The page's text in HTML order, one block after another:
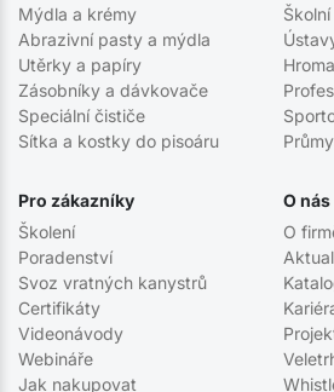
Mýdla a krémy
Abrazivní pasty a mýdla
Utěrky a papíry
Zásobníky a dávkovače
Speciální čističe
Sítka a kostky do pisoáru
Pro zákazníky
Školení
Poradenství
Svoz vratných kanystrů
Certifikáty
Videonávody
Webináře
Jak nakupovat
O nás
O